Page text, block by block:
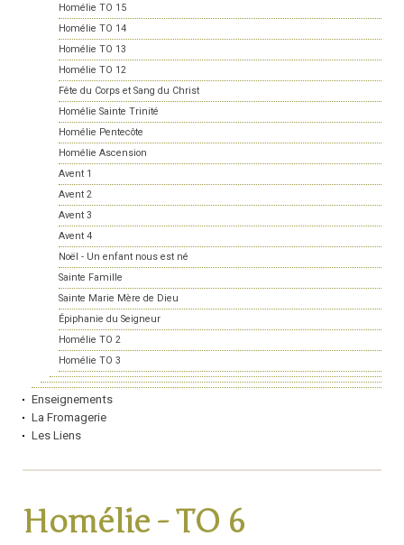
Homélie TO 15
Homélie TO 14
Homélie TO 13
Homélie TO 12
Fête du Corps et Sang du Christ
Homélie Sainte Trinité
Homélie Pentecôte
Homélie Ascension
Avent 1
Avent 2
Avent 3
Avent 4
Noël - Un enfant nous est né
Sainte Famille
Sainte Marie Mère de Dieu
Épiphanie du Seigneur
Homélie TO 2
Homélie TO 3
Enseignements
La Fromagerie
Les Liens
Homélie - TO 6